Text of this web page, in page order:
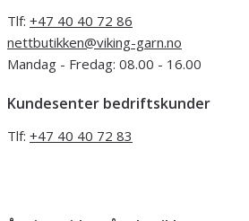
Tlf: +47 40 40 72 86
nettbutikken@viking-garn.no
Mandag - Fredag: 08.00 - 16.00
Kundesenter bedriftskunder
Tlf: +47 40 40 72 83